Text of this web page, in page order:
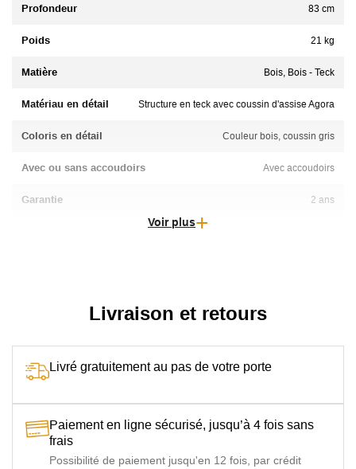
Profondeur 83 cm
Poids 21 kg
Matière Bois, Bois - Teck
Matériau en détail Structure en teck avec coussin d'assise Agora
Coloris en détail Couleur bois, coussin gris
Avec ou sans accoudoirs Avec accoudoirs
Garantie 2 ans
Tissu Agora acrylique teinté dans la masse : haute résistance
Voir plus
Livraison et retours
Livré gratuitement au pas de votre porte
Paiement en ligne sécurisé, jusqu’à 4 fois sans
frais
Possibilité de paiement jusqu'en 12 fois, par crédit